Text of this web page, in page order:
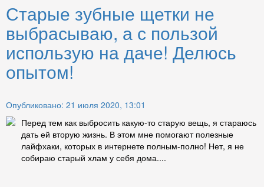
Старые зубные щетки не
выбрасываю, а с пользой
использую на даче! Делюсь
опытом!
Опубликовано: 21 июля 2020, 13:01
Перед тем как выбросить какую-то старую вещь, я стараюсь
дать ей вторую жизнь. В этом мне помогают полезные
лайфхаки, которых в интернете полным-полно! Нет, я не
собираю старый хлам у себя дома....